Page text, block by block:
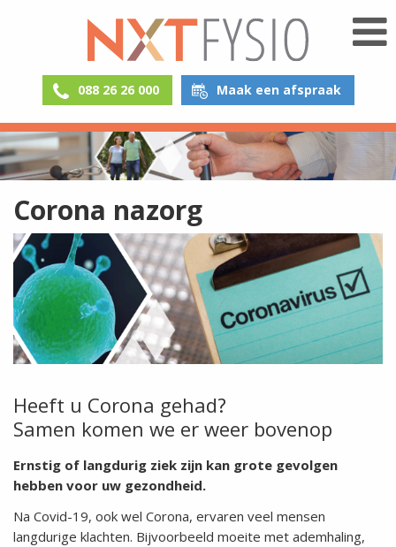
088 26 26 000 Maak een afspraak
Corona nazorg
Heeft u Corona gehad?
Samen komen we er weer bovenop
Ernstig of langdurig ziek zijn kan grote gevolgen
hebben voor uw gezondheid.
Na Covid-19, ook wel Corona, ervaren veel mensen
langdurige klachten. Bijvoorbeeld moeite met ademhaling,